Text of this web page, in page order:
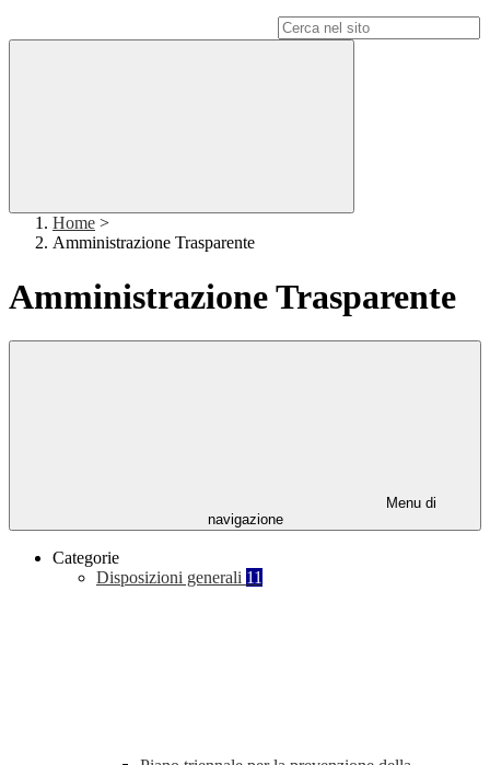
Home >
Amministrazione Trasparente
Amministrazione Trasparente
Menu di
navigazione
Categorie
Disposizioni generali 11